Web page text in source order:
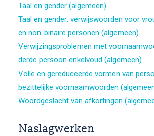
Taal en gender (algemeen)
Taal en gender: verwijswoorden voor
en non-binaire personen (algemeen)
Verwijzingsproblemen met
derde persoon enkelvoud (algemeen)
Volle en gereduceerde vormen van
bezittelijke voornaamwoorden
Woordgeslacht van afkortingen
Naslagwerken